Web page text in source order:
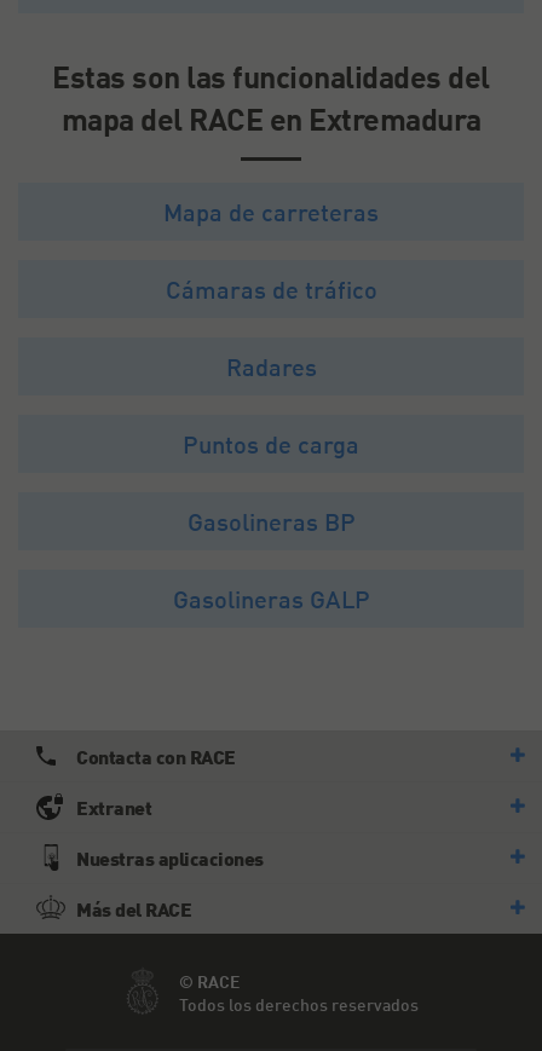
Estas son las funcionalidades del
mapa del RACE en Extremadura
Mapa de carreteras
Cámaras de tráfico
Radares
Puntos de carga
Gasolineras BP
Gasolineras GALP
Contacta con RACE
Extranet
Nuestras aplicaciones
Más del RACE
© RACE
Todos los derechos reservados